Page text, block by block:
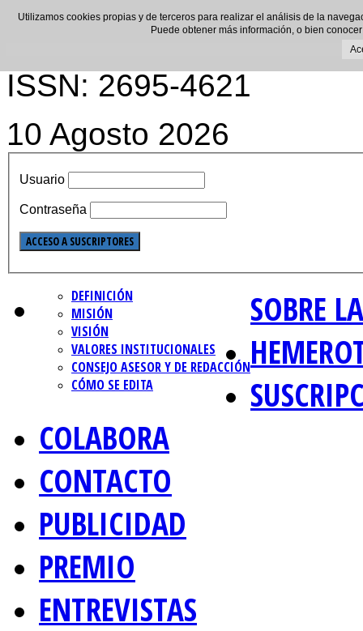
ISSN: 2695-4621
10 Agosto 2026
Usuario
Contraseña
SOBRE
DEFINICIÓN
MISIÓN
VISIÓN
VALORES INSTITUCIONALES
CONSEJO ASESOR Y DE REDACCIÓN
CÓMO SE EDITA
COLABORA
CONTACTO
PUBLICIDAD
PREMIO
ENTREVISTAS
Utilizamos cookies propias y de terceros para realizar el análisis de la
Puede obtener más información, o bien